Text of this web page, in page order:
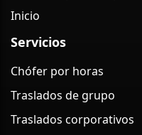
Inicio
Servicios
Chófer por horas
Traslados de grupo
Traslados corporativos